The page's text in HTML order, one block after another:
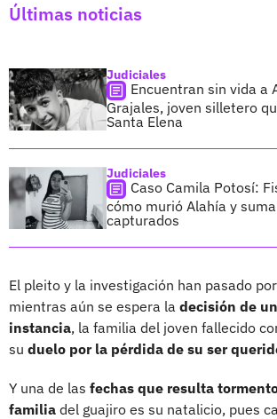
Últimas noticias
Judiciales
Encuentran sin vida a
Grajales, joven silletero
Santa Elena
Judiciales
Caso Camila Potosí:
cómo murió Alahía y
capturados
El pleito y la investigación han pasado
mientras aún se espera la decisión de
instancia, la familia del joven fallecido
su duelo por la pérdida de su ser
Y una de las fechas que resulta
familia del guajiro es su natalicio, pues